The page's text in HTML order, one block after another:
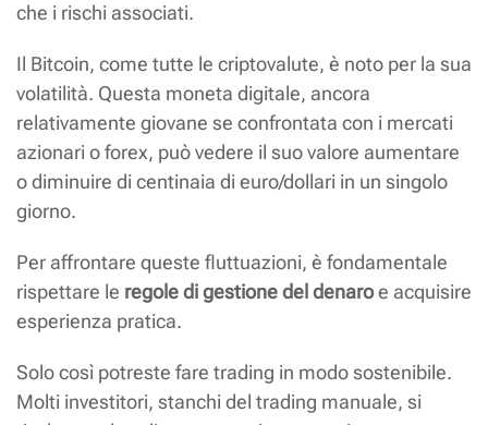
che i rischi associati.
Il Bitcoin, come tutte le criptovalute, è noto per la sua
volatilità. Questa moneta digitale, ancora
relativamente giovane se confrontata con i mercati
azionari o forex, può vedere il suo valore aumentare
o diminuire di centinaia di euro/dollari in un singolo
giorno.
Per affrontare queste fluttuazioni, è fondamentale
rispettare le regole di gestione del denaroe acquisire
esperienza pratica.
Solo così potreste fare trading in modo sostenibile.
Molti investitori, stanchi del trading manuale, si